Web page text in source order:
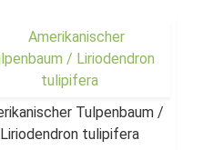
Tulpenbaum /
Liriodendron tulipifera